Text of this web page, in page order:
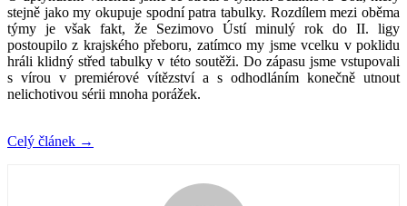
stejně jako my okupuje spodní patra tabulky. Rozdílem mezi oběma
týmy je však fakt, že Sezimovo Ústí minulý rok do II. ligy
postoupilo z krajského přeboru, zatímco my jsme vcelku v poklidu
hráli klidný střed tabulky v této soutěži. Do zápasu jsme vstupovali
s vírou v premiérové vítězství a s odhodláním konečně utnout
nelichotivou sérii mnoha porážek.
Celý článek →